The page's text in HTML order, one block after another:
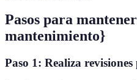
Pasos para
mantenimiento}
Paso 1: Realiza revisiones